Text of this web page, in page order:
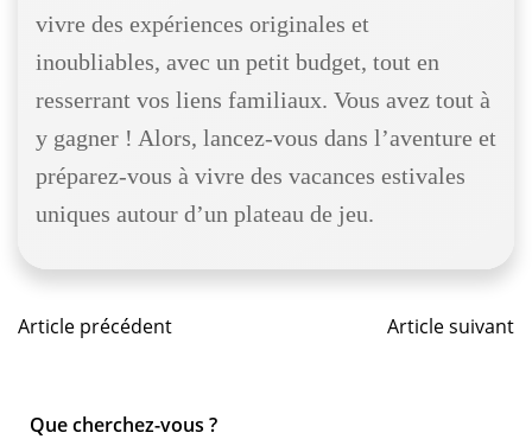
vivre des expériences originales et
inoubliables, avec un petit budget, tout en
resserrant vos liens familiaux. Vous avez tout à
y gagner ! Alors, lancez-vous dans l’aventure et
préparez-vous à vivre des vacances estivales
uniques autour d’un plateau de jeu.
Post
Article précédent
Post
Article suivant
Que cherchez-vous ?